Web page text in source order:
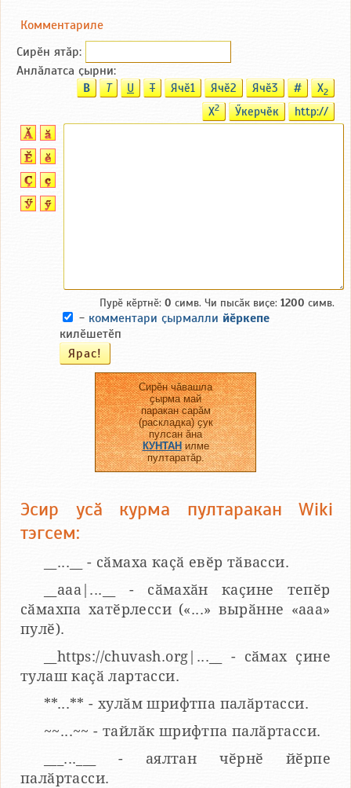
Комментариле
Сирӗн ятӑp:
Анлӑлатса ҫырни:
B T U T Ячӗ1 Ячӗ2 Ячӗ3 # X2
X2 Ӳкерчӗк http://
Пурӗ кӗртнӗ: 0 симв. Чи пысӑк виҫе: 1200 симв.
- комментари ҫырмалли йӗркепе
килӗшетӗп
Сирӗн чӑвашла
ҫырма май
паракан сарӑм
(раскладка) ҫук
пулсан ӑна
КУНТАНилме
пултаратӑр.
Эсир усӑ курма пултаракан Wiki
тэгсем:
__...__ - сӑмаха каҫӑ евӗр тӑвасси.
__aaa|...__ - сӑмахӑн каҫине тепӗр
сӑмахпа хатӗрлесси («...» вырӑнне «ааа»
пулӗ).
__https://chuvash.org|...__ - сӑмах ҫине
тулаш каҫӑ лартасси.
**...** - хулӑм шрифтпа палӑртасси.
~~...~~ - тайлӑк шрифтпа палӑртасси.
___...___ - аялтан чӗрнӗ йӗрпе
палӑртасси.